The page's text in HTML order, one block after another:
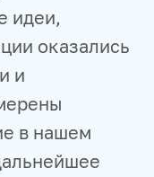
идеи,
оказались
и
в нашем